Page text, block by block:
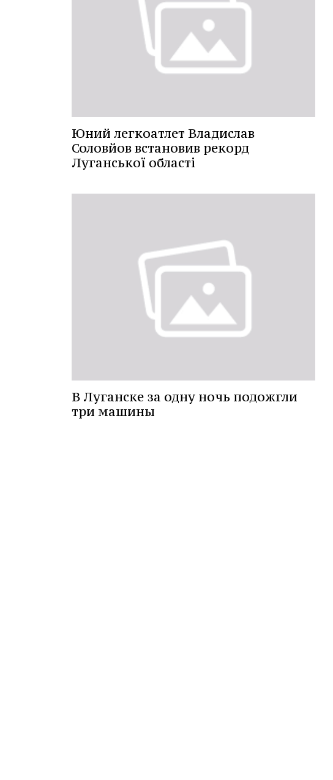
Юний легкоатлет Владислав
Соловйов встановив рекорд
Луганської області
В Луганске за одну ночь подожгли
три машины